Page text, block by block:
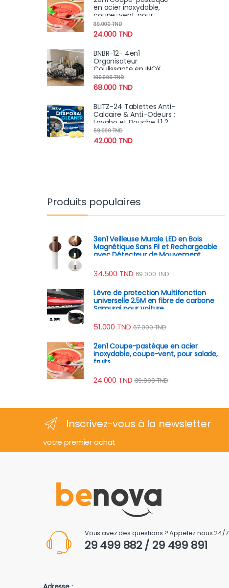
en acier inoxydable,
coupe-vent, pour
salade, fruits
24.000 TND
39.000TND
BNBR-12- 4en1
Organisateur
Coulissante en INOX
avec 8 séparateurs
réglables
68.000 TND
100.000TND
BLITZ-24 Tablettes Anti-
Calcaire & Anti-Odeurs ;
Lavabo et Douche | 1 2
Mois
42.000 TND
59.000TND
Produits populaires
3en1 Veilleuse Murale LED en Bois
Magnétique Sans Fil et Rechargeable
avec Détecteur de Mouvement
34.500 TND 69.000TND
Lèvre de protection Multifonction
universelle 2.5M en fibre de carbone
Samurai pour voiture
51.000 TND 67.000TND
2en1 Coupe-pastèque en acier
inoxydable, coupe-vent, pour salade,
fruits
24.000 TND 39.000TND
Inscrivez-vous à la newsletter
votre premier achat
Vous avez des questions ? Appelez nous 24/7
29 499 882 / 29 499 891